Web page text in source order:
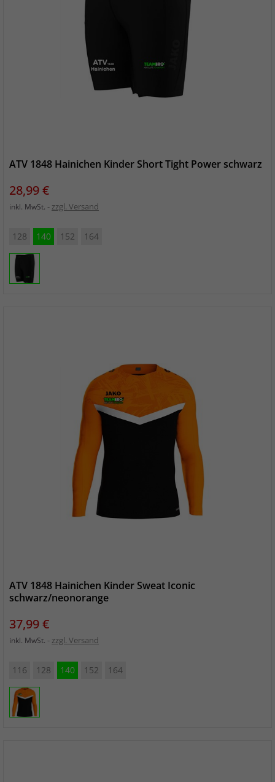
ATV 1848 Hainichen Kinder Short Tight Power schwarz
Preis
28,99 €
inkl. MwSt. zzgl. Versand
128 140 152 164
ATV 1848 Hainichen Kinder Sweat Iconic
schwarz/neonorange
Preis
37,99 €
inkl. MwSt. zzgl. Versand
116 128 140 152 164